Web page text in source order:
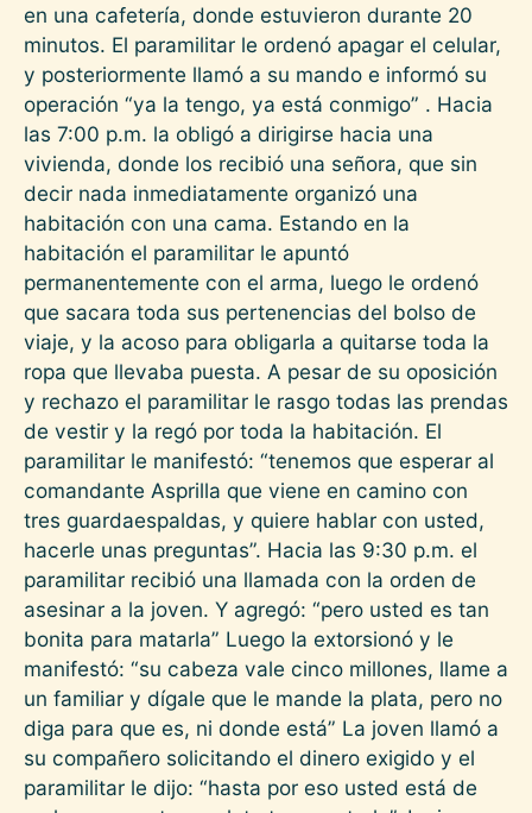
en una cafetería, donde estuvieron durante 20
minutos. El paramilitar le ordenó apagar el celular,
y posteriormente llamó a su mando e informó su
operación “ya la tengo, ya está conmigo” . Hacia
las 7:00 p.m. la obligó a dirigirse hacia una
vivienda, donde los recibió una señora, que sin
decir nada inmediatamente organizó una
habitación con una cama. Estando en la
habitación el paramilitar le apuntó
permanentemente con el arma, luego le ordenó
que sacara toda sus pertenencias del bolso de
viaje, y la acoso para obligarla a quitarse toda la
ropa que llevaba puesta. A pesar de su oposición
y rechazo el paramilitar le rasgo todas las prendas
de vestir y la regó por toda la habitación. El
paramilitar le manifestó: “tenemos que esperar al
comandante Asprilla que viene en camino con
tres guardaespaldas, y quiere hablar con usted,
hacerle unas preguntas”. Hacia las 9:30 p.m. el
paramilitar recibió una llamada con la orden de
asesinar a la joven. Y agregó: “pero usted es tan
bonita para matarla” Luego la extorsionó y le
manifestó: “su cabeza vale cinco millones, llame a
un familiar y dígale que le mande la plata, pero no
diga para que es, ni donde está” La joven llamó a
su compañero solicitando el dinero exigido y el
paramilitar le dijo: “hasta por eso usted está de